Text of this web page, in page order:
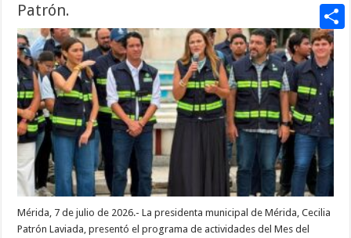
Patrón.
Mérida, 7 de julio de 2026.- La presidenta municipal de Mérida, Cecilia
Patrón Laviada, presentó el programa de actividades del Mes del